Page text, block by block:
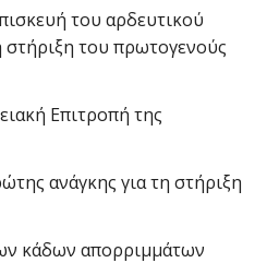
του αρδευτικού
του πρωτογενούς
Επιτροπή της
ανάγκης για τη στήριξη
κάδων απορριμμάτων